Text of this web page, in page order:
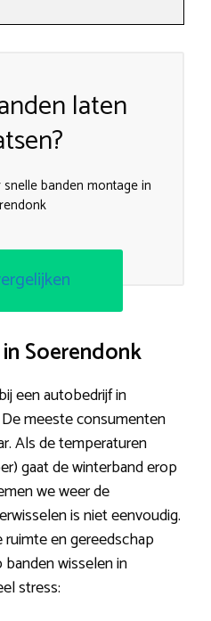
laten
banden montage in
Soerendonk
een autobedrijf in
meeste consumenten
Als de temperaturen
gaat de winterband erop
we weer de
is niet eenvoudig.
en gereedschap
wisselen in
stress: